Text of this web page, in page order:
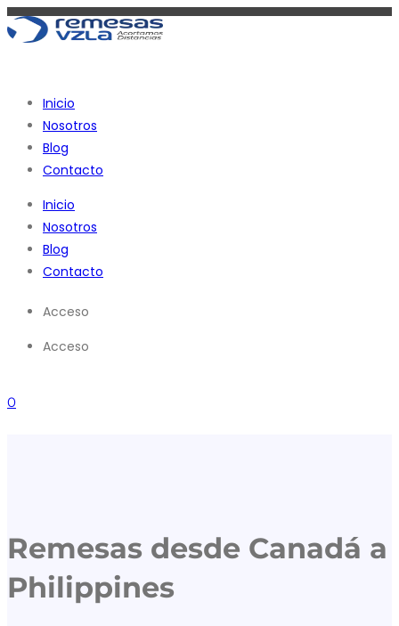
Ir
al
Inicio
Nosotros
Blog
Contacto
Inicio
Nosotros
Blog
Contacto
Acceso
Acceso
0
Remesas desde Canadá a
Philippines